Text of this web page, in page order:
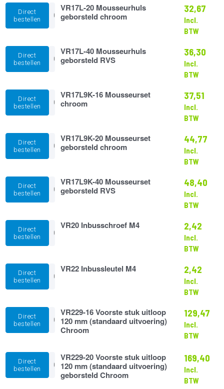
Direct
bestellen
VR17L-
20
Mousseurhuls
aantal
VR17L-20 Mousseurhuls
geborsteld chroom
32,67
Incl.
BTW
Direct
bestellen
VR17L-
40
Mousseurhuls
aantal
VR17L-40 Mousseurhuls
geborsteld RVS
36,30
Incl.
BTW
Direct
bestellen
VR17L9K-
16
Mousseurset
VR17L9K-16 Mousseurset
chroom
37,51
Incl.
BTW
Direct
bestellen
VR17L9K-
20
Mousseurset
aantal
VR17L9K-20 Mousseurset
geborsteld chroom
44,77
Incl.
BTW
Direct
bestellen
VR17L9K-
40
Mousseurset
aantal
VR17L9K-40 Mousseurset
geborsteld RVS
48,40
Incl.
BTW
Direct
bestellen
VR20
Inbusschroef
M4
VR20 Inbusschroef M4 2,42
Incl.
BTW
Direct
bestellen
VR22
Inbussleutel
M4
VR22 Inbussleutel M4 2,42
Incl.
BTW
Direct
bestellen
VR229-
16
Voorste
120
mm
(standaard
uitvoering)
VR229-16 Voorste stuk uitloop
120 mm (standaard uitvoering)
Chroom
129,47
Incl.
BTW
Direct
bestellen
VR229-
20
Voorste
stuk
VR229-20 Voorste stuk uitloop
120 mm (standaard uitvoering)
geborsteld Chroom
169,40
Incl.
BTW